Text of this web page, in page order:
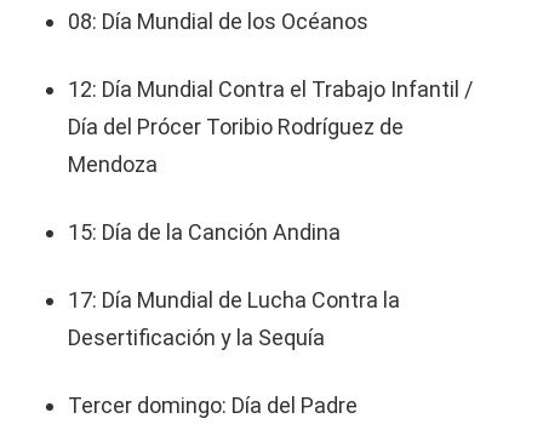
08: Día Mundial de los Océanos
12: Día Mundial Contra el Trabajo Infantil /
Día del Prócer Toribio Rodríguez de
Mendoza
15: Día de la Canción Andina
17: Día Mundial de Lucha Contra la
Desertificación y la Sequía
Tercer domingo: Día del Padre